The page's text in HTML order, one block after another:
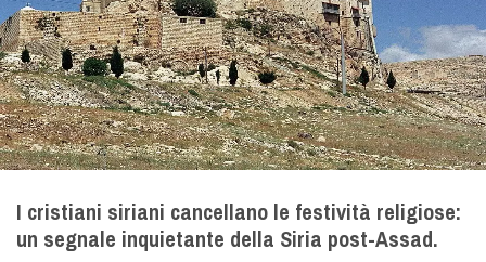
I cristiani siriani cancellano le festività religiose:
un segnale inquietante della Siria post-Assad.